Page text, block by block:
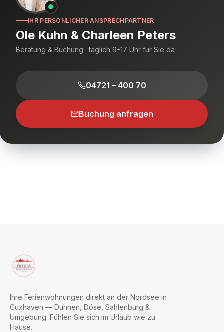
IHR PERSÖNLICHER ANSPRECHPARTNER
Ole Kuhn & Charleen Peters
Beratung & Buchung · täglich 9–17 Uhr für Sie da
04721 – 400 70
Buchung anfragen
Ihre Ferienwohnungen direkt an der Nordsee in
Cuxhaven — Duhnen, Döse, Sahlenburg &
Umgebung. Fühlen Sie sich im Urlaub wie zu
Hause.